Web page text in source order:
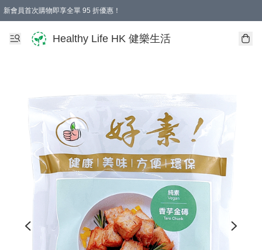
新會員首次購物即享全單 95 折優惠！
Healthy Life HK 健樂生活